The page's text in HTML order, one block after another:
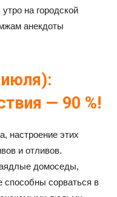
на городской
анекдоты
— 90 %!
настроение этих
и отливов.
домоседы,
способны сорваться в